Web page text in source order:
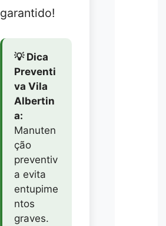
garantido!
💡 Dica
Preventi
va Vila
Albertin
a:
Manuten
ção
preventiv
a evita
entupime
ntos
graves.